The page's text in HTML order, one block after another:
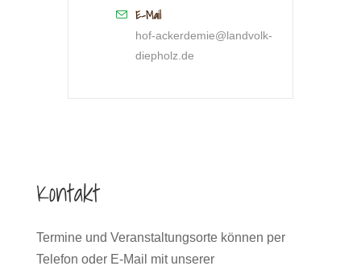
E-Mail
hof-ackerdemie@landvolk-
diepholz.de
Kontakt
Termine und Veranstaltungsorte können per
Telefon oder E-Mail mit unserer